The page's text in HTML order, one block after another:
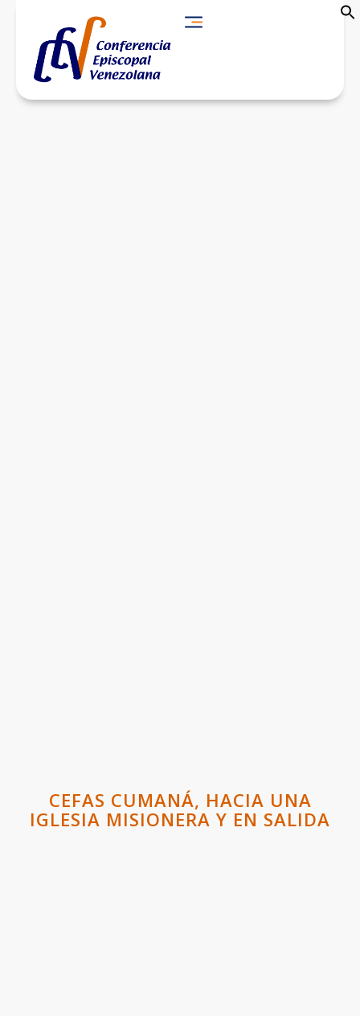
CEFAS CUMANÁ, HACIA UNA
IGLESIA MISIONERA Y EN SALIDA